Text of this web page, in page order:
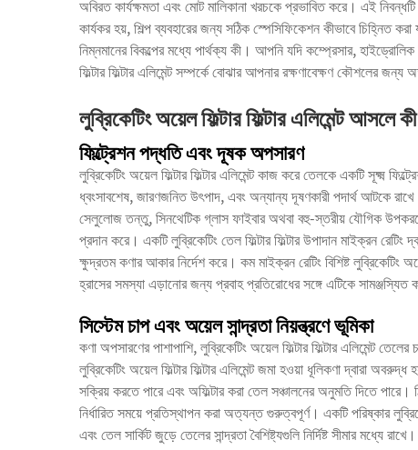
অবিরত কার্যক্ষমতা এবং মোট মালিকানা খরচকে প্রভাবিত করে। এই
কার্যকর হয়, শিল্প ব্যবহারের জন্য সঠিক স্পেসিফিকেশন কীভাবে চিহ্নিত করা
নিম্নমানের বিকল্পের মধ্যে পার্থক্য কী। আপনি যদি কম্প্রেসার,
ফিল্টার ফিল্টার এলিমেন্ট সম্পর্কে বোঝার আপনার রক্ষণাবেক্ষণ কৌশলের জন্য
লুব্রিকেটিং অয়েল ফিল্টার ফিল্টার এলিমেন্ট আসলে
ফিল্ট্রেশন পদ্ধতি এবং দূষক অপসারণ
লুব্রিকেটিং অয়েল ফিল্টার ফিল্টার এলিমেন্ট কাজ করে তেলকে একটি সূক্ষ্ম
ধ্বংসাবশেষ, জারণজনিত উৎপাদ, এবং অন্যান্য দূষণকারী পদার্থ আটকে রাখে।
সেলুলোজ তন্তু, সিনথেটিক গ্লাস ফাইবার অথবা বহু-স্তরীয় যৌগিক
প্রদান করে। একটিলুব্রিকেটিং তেল ফিল্টার ফিল্টার উপাদানমাইক্রন রেটিং
ক্ষুদ্রতম কণার আকার নির্দেশ করে। কম মাইক্রন রেটিং বিশিষ্ট লুব্রিকেটিং
হ্রাসের সমস্যা এড়ানোর জন্য প্রবাহ প্রতিরোধের সঙ্গে এটিকে সামঞ্জস্যিত
সিস্টেম চাপ এবং অয়েল সান্দ্রতা নিয়ন্ত্রণে ভূমিকা
কণা অপসারণের পাশাপাশি, লুব্রিকেটিং অয়েল ফিল্টার ফিল্টার এলিমেন্ট
লুব্রিকেটিং অয়েল ফিল্টার ফিল্টার এলিমেন্ট জমা হওয়া ধূলিকণা দ্বারা
সক্রিয় করতে পারে এবং অফিল্টার করা তেল সঞ্চালনের অনুমতি দিতে পারে।
নির্ধারিত সময়ে প্রতিস্থাপন করা অত্যন্ত গুরুত্বপূর্ণ। একটি পরিষ্কার
এবং তেল সার্কিট জুড়ে তেলের সান্দ্রতা বৈশিষ্ট্যগুলি নির্দিষ্ট সীমার মধ্যে রাখে।